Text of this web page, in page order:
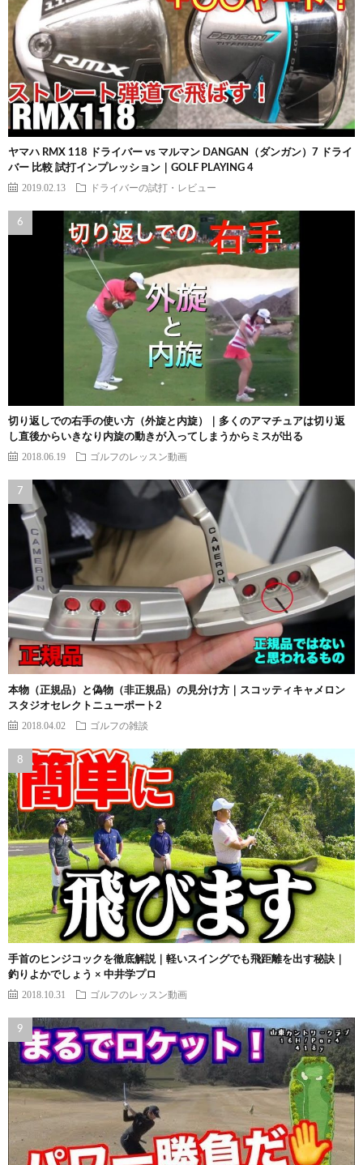
ヤマハ RMX 118 ドライバー vs マルマン DANGAN（ダンガン）7 ドライ
バー 比較 試打インプレッション｜GOLF PLAYING 4
2019.02.13 ドライバーの試打・レビュー
切り返しでの右手の使い方（外旋と内旋）｜多くのアマチュアは切り返
し直後からいきなり内旋の動きが入ってしまうからミスが出る
2018.06.19 ゴルフのレッスン動画
本物（正規品）と偽物（非正規品）の見分け方｜スコッティキャメロン
スタジオセレクトニューポート2
2018.04.02 ゴルフの雑談
手首のヒンジコックを徹底解説｜軽いスイングでも飛距離を出す秘訣｜
釣りよかでしょう × 中井学プロ
2018.10.31 ゴルフのレッスン動画